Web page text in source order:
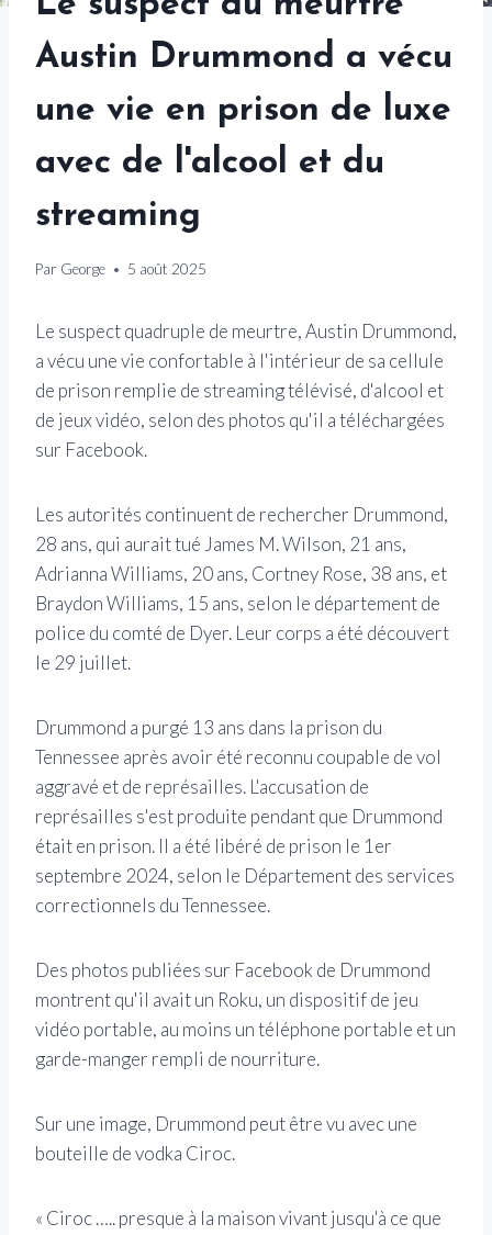
Austin Drummond a vécu
une vie en prison de luxe
avec de l'alcool et du
streaming
Par George 5 août 2025
Le suspect quadruple de meurtre, Austin Drummond,
a vécu une vie confortable à l'intérieur de sa cellule
de prison remplie de streaming télévisé, d'alcool et
de jeux vidéo, selon des photos qu'il a téléchargées
sur Facebook.
Les autorités continuent de rechercher Drummond,
28 ans, qui aurait tué James M. Wilson, 21 ans,
Adrianna Williams, 20 ans, Cortney Rose, 38 ans, et
Braydon Williams, 15 ans, selon le département de
police du comté de Dyer. Leur corps a été découvert
le 29 juillet.
Drummond a purgé 13 ans dans la prison du
Tennessee après avoir été reconnu coupable de vol
aggravé et de représailles. L'accusation de
représailles s'est produite pendant que Drummond
était en prison. Il a été libéré de prison le 1er
septembre 2024, selon le Département des services
correctionnels du Tennessee.
Des photos publiées sur Facebook de Drummond
montrent qu'il avait un Roku, un dispositif de jeu
vidéo portable, au moins un téléphone portable et un
garde-manger rempli de nourriture.
Sur une image, Drummond peut être vu avec une
bouteille de vodka Ciroc.
« Ciroc ….. presque à la maison vivant jusqu'à ce que